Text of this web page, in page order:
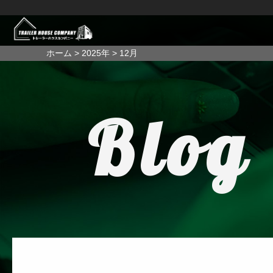
ホーム >2025年 > 12月
Blog